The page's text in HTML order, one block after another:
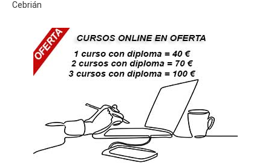
Curso Gratis Electrónica Analógica de Potencia
Curso Gratis Cabeceras de Emisión TDT(50 horas)
Curso Gratis Electricidad Básica de
Curso Gratis Electricidad (80 horas)
Curso Gratis Autómatas Programables (50 horas)
Curso Gratis Prevención Riesgo Eléctrico  (10
CURSOS GRATIS DE ENERGÍA
Cebrián